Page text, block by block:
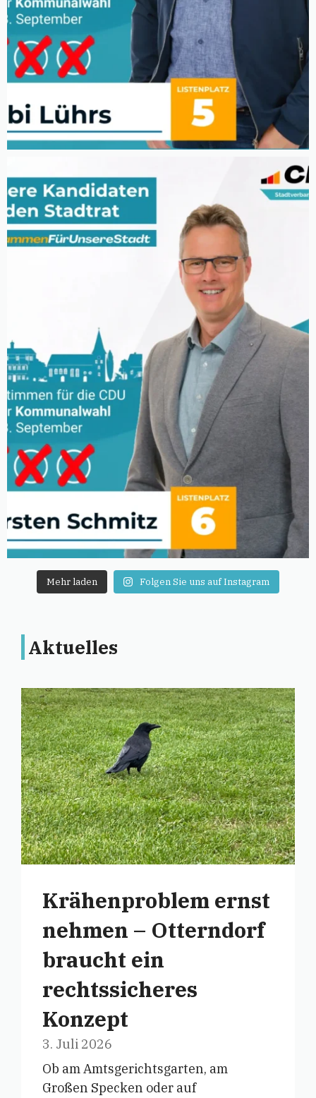
Mehr laden Folgen Sie uns auf Instagram
Aktuelles
Krähenproblem ernst
nehmen – Otterndorf
braucht ein
rechtssicheres
Konzept
3. Juli 2026
Ob am Amtsgerichtsgarten, am
Großen Specken oder auf